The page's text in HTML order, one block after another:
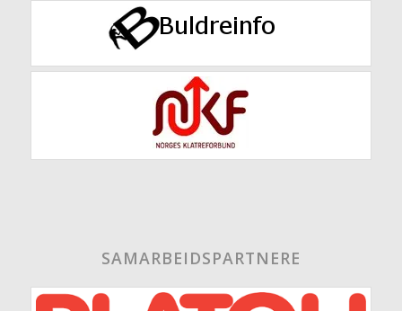
SAMARBEIDSPARTNERE